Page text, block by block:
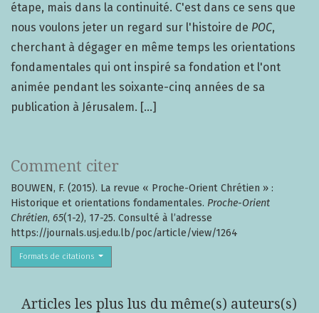
Comment citer
BOUWEN, F. (2015). La revue « Proche-Orient Chrétien » :
Historique et orientations fondamentales. Proche-Orient
Chrétien, 65(1-2), 17-25. Consulté à l’adresse
https://journals.usj.edu.lb/poc/article/view/1264
Formats de citations
étape, mais dans la continuité. C'est dans ce sens que
nous voulons jeter un regard sur l'histoire de POC,
cherchant à dégager en même temps les orientations
fondamentales qui ont inspiré sa fondation et l'ont
animée pendant les soixante-cinq années de sa
publication à Jérusalem. [...]
Articles les plus lus du même(s) auteurs(s)